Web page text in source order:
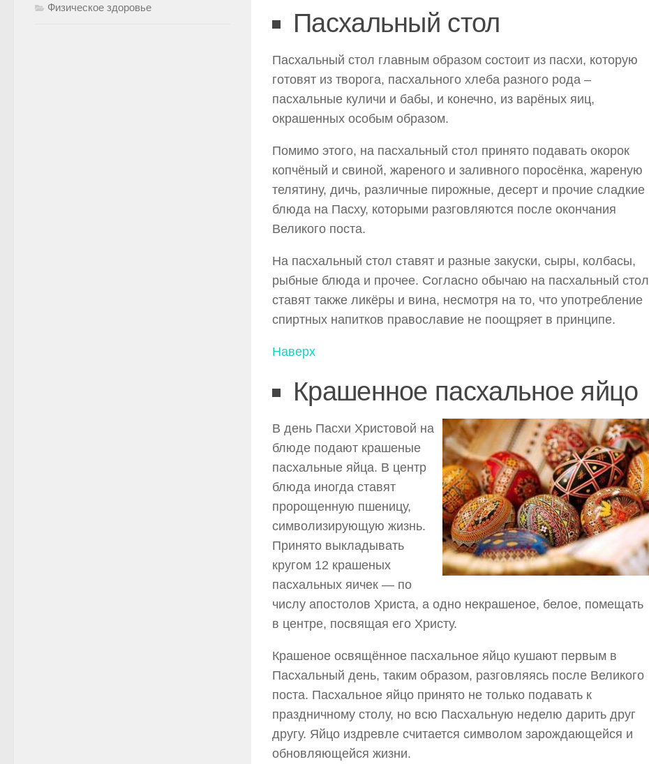
Пасхальный стол
Пасхальный стол главным образом состоит из пасхи, которую
готовят из творога, пасхального хлеба разного рода –
пасхальные куличи и бабы, и конечно, из варёных яиц,
окрашенных особым образом.
Помимо этого, на пасхальный стол принято подавать окорок
копчёный и свиной, жареного и заливного поросёнка, жареную
телятину, дичь, различные пирожные, десерт и прочие сладкие
блюда на Пасху, которыми разговляются после окончания
Великого поста.
На пасхальный стол ставят и разные закуски, сыры, колбасы,
рыбные блюда и прочее. Согласно обычаю на пасхальный стол
ставят также ликёры и вина, несмотря на то, что употребление
спиртных напитков православие не поощряет в принципе.
Наверх
Крашенное пасхальное яйцо
В день Пасхи Христовой на
блюде подают крашеные
пасхальные яйца. В центр
блюда иногда ставят
пророщенную пшеницу,
символизирующую жизнь.
Принято выкладывать
кругом 12 крашеных
пасхальных яичек — по
числу апостолов Христа, а одно некрашеное, белое, помещать
в центре, посвящая его Христу.
Крашеное освящённое пасхальное яйцо кушают первым в
Пасхальный день, таким образом, разговляясь после Великого
поста. Пасхальное яйцо принято не только подавать к
праздничному столу, но всю Пасхальную неделю дарить друг
другу. Яйцо издревле считается символом зарождающейся и
обновляющейся жизни.
Физическое здоровье